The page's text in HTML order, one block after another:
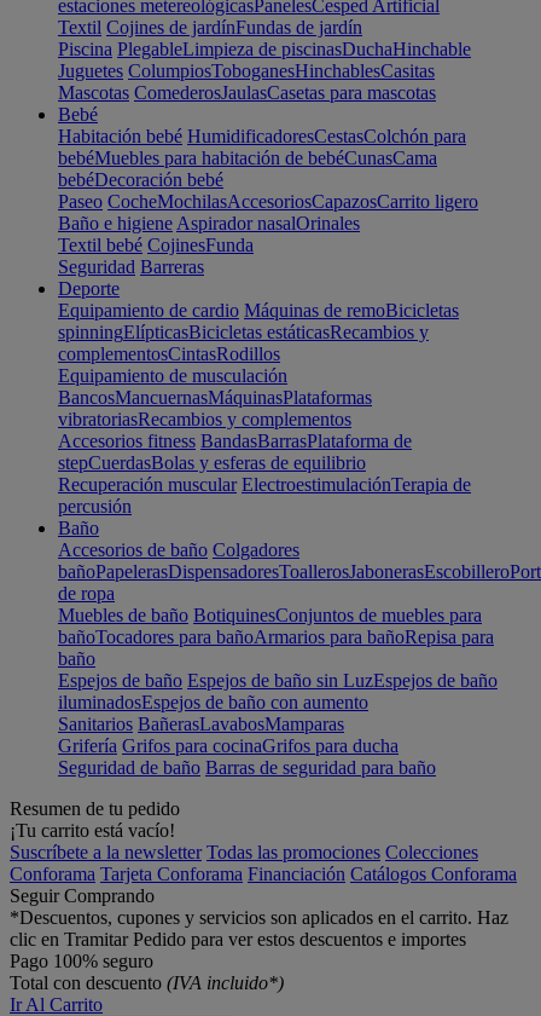
estaciones metereológicasPanelesCesped Artificial
Textil Cojines de jardínFundas de jardín
Piscina PlegableLimpieza de piscinasDuchaHinchable
Juguetes ColumpiosToboganesHinchablesCasitas
Mascotas ComederosJaulasCasetas para mascotas
Bebé
Habitación bebé HumidificadoresCestasColchón para
bebéMuebles para habitación de bebéCunasCama
bebéDecoración bebé
Paseo CocheMochilasAccesoriosCapazosCarrito ligero
Baño e higiene Aspirador nasalOrinales
Textil bebé CojinesFunda
Seguridad Barreras
Deporte
Equipamiento de cardio Máquinas de remoBicicletas
spinningElípticasBicicletas estáticasRecambios y
complementosCintasRodillos
Equipamiento de musculación
BancosMancuernasMáquinasPlataformas
vibratoriasRecambios y complementos
Accesorios fitness BandasBarrasPlataforma de
stepCuerdasBolas y esferas de equilibrio
Recuperación muscular ElectroestimulaciónTerapia de
percusión
Baño
Accesorios de baño Colgadores
bañoPapelerasDispensadoresToallerosJabonerasEscobillero
de ropa
Muebles de baño BotiquinesConjuntos de muebles para
bañoTocadores para bañoArmarios para bañoRepisa para
baño
Espejos de baño Espejos de baño sin LuzEspejos de baño
iluminadosEspejos de baño con aumento
Sanitarios BañerasLavabosMamparas
Grifería Grifos para cocinaGrifos para ducha
Seguridad de baño Barras de seguridad para baño
Resumen de tu pedido
¡Tu carrito está vacío!
Suscríbete a la newsletter Todas las promociones Colecciones
Conforama Tarjeta Conforama Financiación Catálogos Conforama
Seguir Comprando
*Descuentos, cupones y servicios son aplicados en el carrito. Haz
clic en Tramitar Pedido para ver estos descuentos e importes
Pago 100% seguro
Total con descuento (IVA incluido*)
Ir Al Carrito